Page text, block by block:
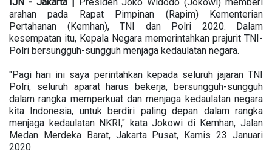
arahan pada Rapat Pimpinan (Rapim) Kementerian
Pertahanan (Kemhan), TNI dan Polri 2020. Dalam
kesempatan itu, Kepala Negara memerintahkan prajurit TNI-
Polri bersungguh-sungguh menjaga kedaulatan negara.
"Pagi hari ini saya perintahkan kepada seluruh jajaran TNI
Polri, seluruh aparat harus bekerja, bersungguh-sungguh
dalam rangka memperkuat dan menjaga kedaulatan negara
kita Indonesia, untuk berdiri paling depan dalam rangka
menjaga kedaulatan NKRI," kata Jokowi di Kemhan, Jalan
Medan Merdeka Barat, Jakarta Pusat, Kamis 23 Januari
2020.